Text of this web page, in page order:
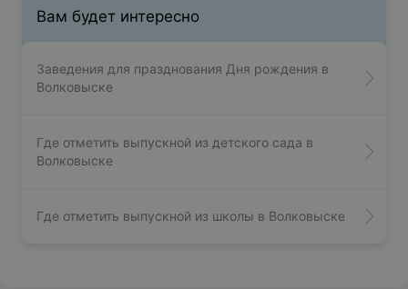
Вам будет интересно
Заведения для празднования Дня рождения в
Волковыске
Где отметить выпускной из детского сада в
Волковыске
Где отметить выпускной из школы в Волковыске